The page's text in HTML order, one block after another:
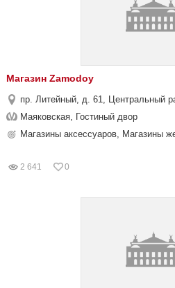
Магазин Zamodoy
пр. Литейный, д. 61, Центральный
Маяковская, Гостиный двор
Магазины аксессуаров, Магазины
2 641 0